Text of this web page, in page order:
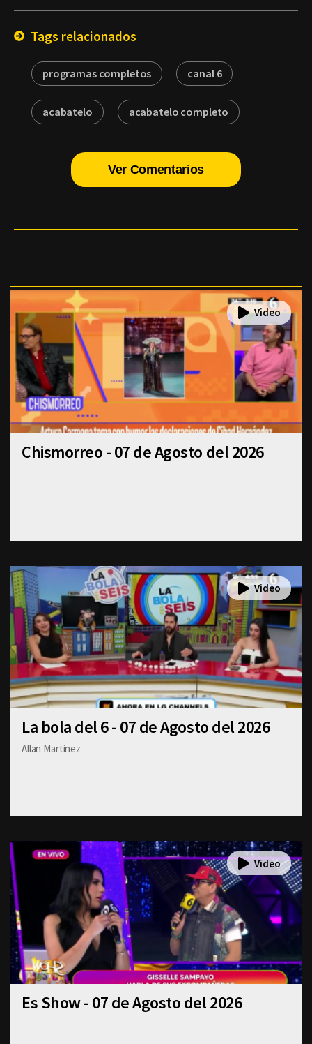
Tags relacionados
programas completos canal 6
acabatelo acabatelo completo
Ver Comentarios
Chismorreo - 07 de Agosto del 2026
La bola del 6 - 07 de Agosto del 2026
Allan Martinez
Es Show - 07 de Agosto del 2026